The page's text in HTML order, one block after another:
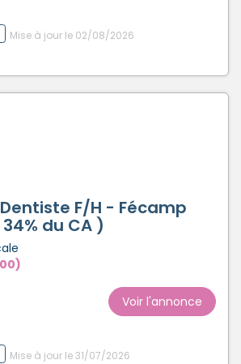
Mise à jour le 02/08/2026
F/H - Fécamp
du CA )
Voir l'annonce
Mise à jour le 31/07/2026